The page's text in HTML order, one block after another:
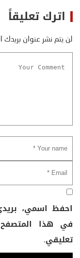
اترك تعليقاً
لن يتم نشر عنوان بريدك
احفظ اسمي،
في هذا المتصفح
تعليقي.